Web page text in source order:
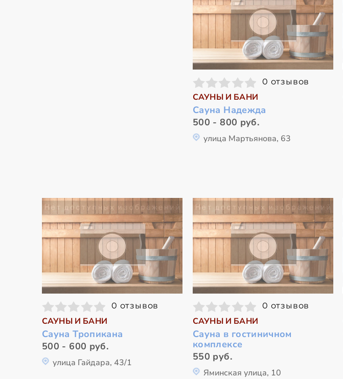
0 отзывов
САУНЫ И БАНИ
Сауна Надежда
500 - 800 руб.
улица Мартьянова, 63
0 отзывов
САУНЫ И БАНИ
Сауна Тропикана
500 - 600 руб.
улица Гайдара, 43/1
0 отзывов
САУНЫ И БАНИ
Сауна в гостиничном
комплексе
550 руб.
Яминская улица, 10